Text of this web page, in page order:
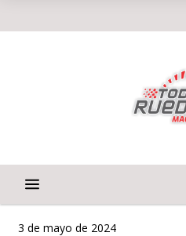
3 de mayo de 2024